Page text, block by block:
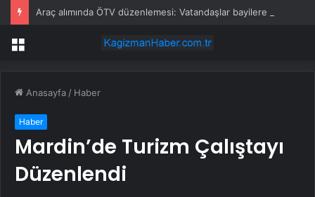
Menü
Anasayfa / Haber
Haber
Mardin’de Turizm Çalıştayı
Düzenlendi